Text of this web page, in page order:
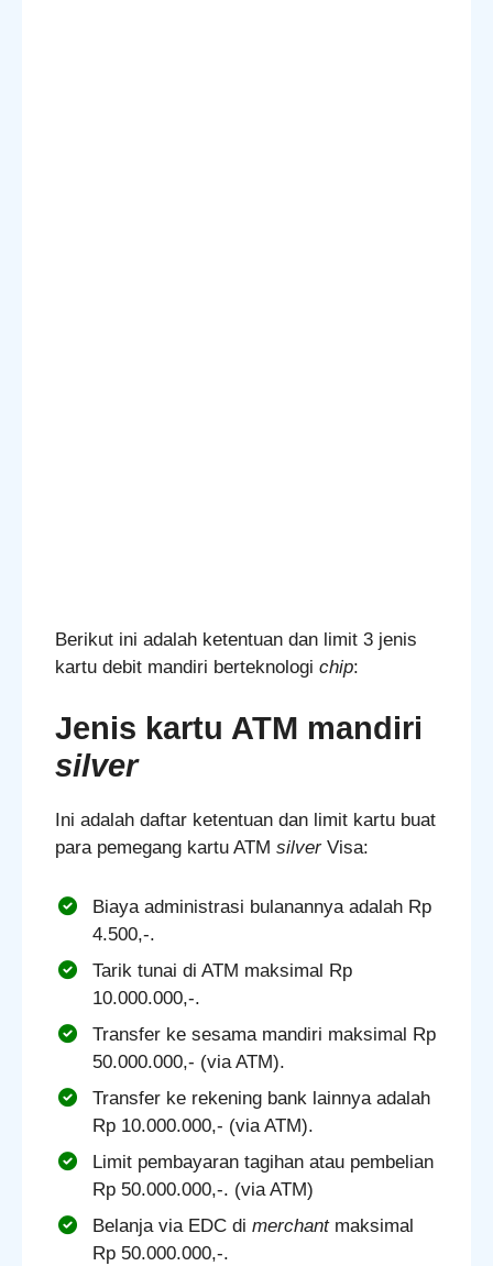
Berikut ini adalah ketentuan dan limit 3 jenis
kartu debit mandiri berteknologi chip:
Jenis kartu ATM mandiri
silver
Ini adalah daftar ketentuan dan limit kartu buat
para pemegang kartu ATM silverVisa:
Biaya administrasi bulanannya adalah Rp
4.500,-.
Tarik tunai di ATM maksimal Rp
10.000.000,-.
Transfer ke sesama mandiri maksimal Rp
50.000.000,- (via ATM).
Transfer ke rekening bank lainnya adalah
Rp 10.000.000,- (via ATM).
Limit pembayaran tagihan atau pembelian
Rp 50.000.000,-. (via ATM)
Belanja via EDC di merchantmaksimal
Rp 50.000.000,-.